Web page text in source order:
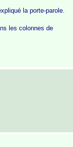
la porte-parole.
les colonnes de